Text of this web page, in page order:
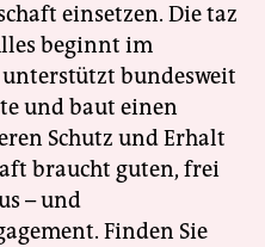
einsetzen. Die taz
beginnt im
bundesweit
und baut einen
Schutz und Erhalt
braucht guten, frei
– und
Finden Sie